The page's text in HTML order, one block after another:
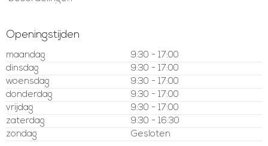
Openingstijden
maandag
9:30 - 17:00
dinsdag
9:30 - 17:00
woensdag
9:30 - 17:00
donderdag
9:30 - 17:00
vrijdag
9:30 - 17:00
zaterdag
9:30 - 16:30
zondag
Gesloten